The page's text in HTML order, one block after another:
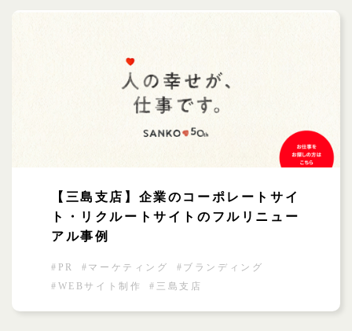
【三島支店】企業のコーポレートサイ
ト・リクルートサイトのフルリニュー
アル事例
#PR #マーケティング
#ブランディング
#WEBサイト制作
#三島支店